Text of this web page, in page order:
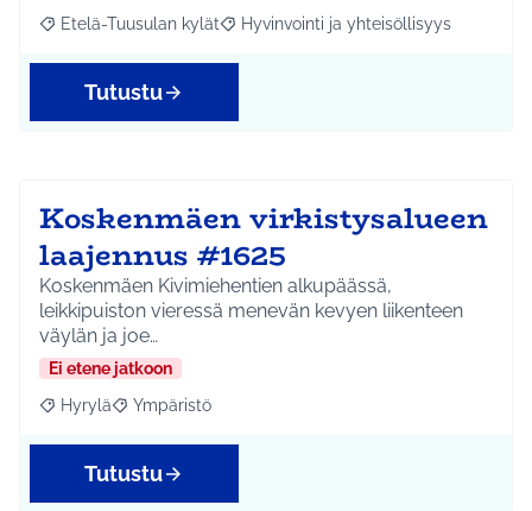
Rajaa tulokset aihepiirin mukaan: Etelä-Tuusulan kylät
Etelä-Tuusulan kylät Rajaa tulokset teeman mukaan:
Hyvinvointi ja yhteisöllisyys
Tutustu
Koskenmäen virkistysalueen
laajennus #1625
Koskenmäen Kivimiehentien alkupäässä,
leikkipuiston vieressä menevän kevyen liikenteen
väylän ja joe…
Ei etene jatkoon
Rajaa tulokset aihepiirin mukaan: Hyrylä
Hyrylä Rajaa tulokset teeman mukaan: Ympäristö
Ympäristö
Tutustu